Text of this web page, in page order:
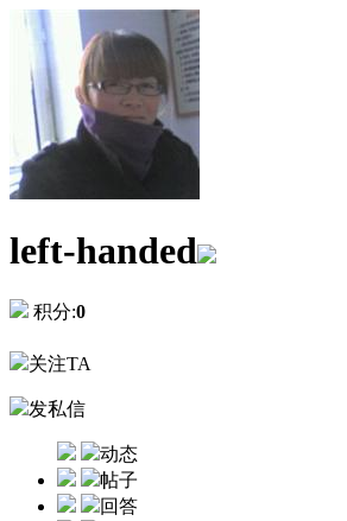
left-handed
积分:0
关注TA
发私信
动态
帖子
回答